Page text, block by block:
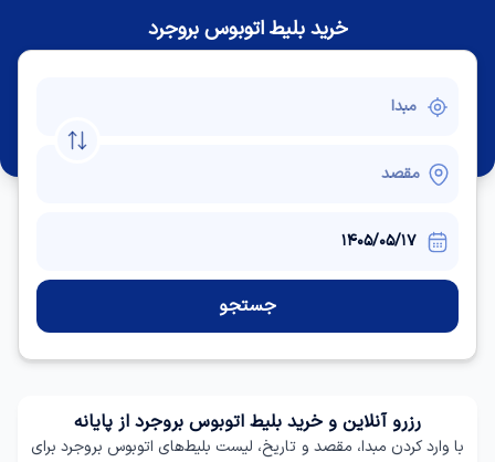
خرید بلیط اتوبوس بروجرد
جستجو
رزرو آنلاین و خرید بلیط اتوبوس بروجرد از پایانه
با وارد کردن مبدا، مقصد و تاریخ، لیست بلیط‌های اتوبوس بروجرد برای